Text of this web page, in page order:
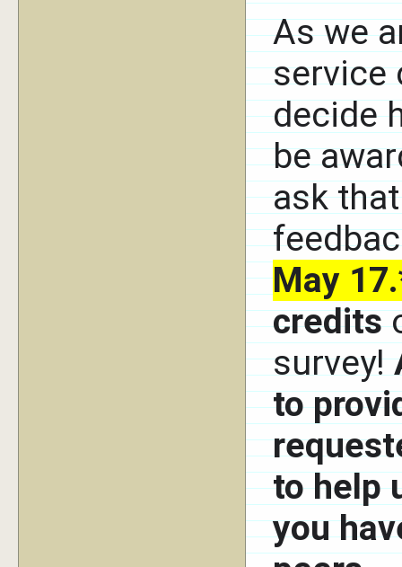
As we
service
decide
be
ask
May
credits
survey!
to
to help
you